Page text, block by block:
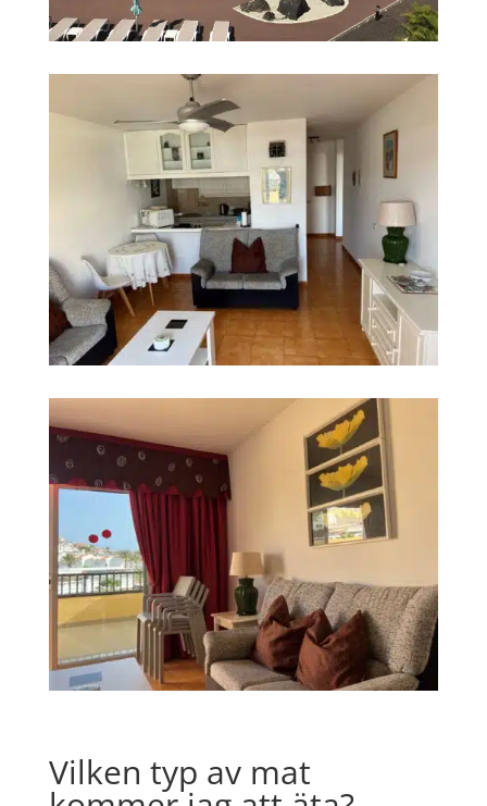
Vilken typ av mat